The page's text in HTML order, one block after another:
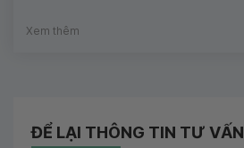
Xem thêm
ĐỂ LẠI THÔNG TIN TƯ VẤN